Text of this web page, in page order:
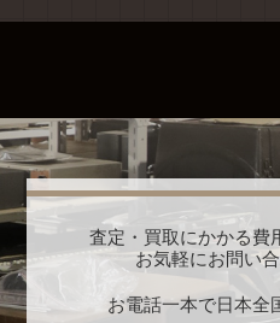
査定・買取にかかる費
お気軽にお問い
お電話一本で日本全